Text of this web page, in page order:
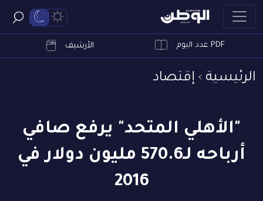
PDF عدد اليوم الأرشيف
الرئيسية إقتصاد
"الأهلي المتحد" يرفع صافي
أرباحه لـ570.6 مليون دولار في
2016